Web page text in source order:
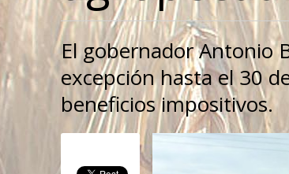
El gobernador Antonio
excepción hasta el 30
beneficios impositivos.